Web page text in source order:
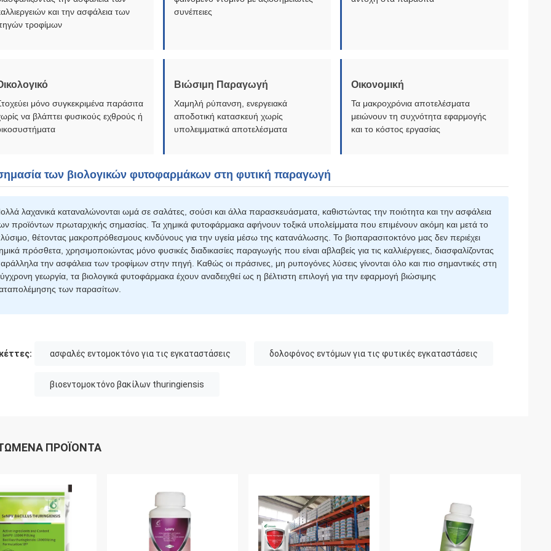
και την ασφάλεια των
τροφίμων
συνέπειες
μόνο συγκεκριμένα παράσιτα
να βλάπτει φυσικούς εχθρούς ή
Βιώσιμη Παραγωγή
Χαμηλή ρύπανση, ενεργειακά
αποδοτική κατασκευή χωρίς
υπολειμματικά αποτελέσματα
Οικονομική
Τα μακροχρόνια αποτελέσματα
μειώνουν τη συχνότητα εφαρμογής
και το κόστος εργασίας
των βιολογικών φυτοφαρμάκων στη φυτική παραγωγή
λαχανικά καταναλώνονται ωμά σε σαλάτες, σούσι και άλλα παρασκευάσματα, καθιστώντας την ποιότητα και την ασφάλεια
προϊόντων πρωταρχικής σημασίας. Τα χημικά φυτοφάρμακα αφήνουν τοξικά υπολείμματα που επιμένουν ακόμη και μετά το
θέτοντας μακροπρόθεσμους κινδύνους για την υγεία μέσω της κατανάλωσης. Το βιοπαρασιτοκτόνο μας δεν περιέχει
πρόσθετα, χρησιμοποιώντας μόνο φυσικές διαδικασίες παραγωγής που είναι αβλαβείς για τις καλλιέργειες, διασφαλίζοντας
την ασφάλεια των τροφίμων στην πηγή. Καθώς οι πράσινες, μη ρυπογόνες λύσεις γίνονται όλο και πιο σημαντικές στη
γεωργία, τα βιολογικά φυτοφάρμακα έχουν αναδειχθεί ως η βέλτιστη επιλογή για την εφαρμογή βιώσιμης
των παρασίτων.
ασφαλές εντομοκτόνο για τις εγκαταστάσεις δολοφόνος εντόμων για τις φυτικές εγκαταστάσεις
βιοεντομοκτόνο βακίλων thuringiensis
ΠΡΟΪΌΝΤΑ